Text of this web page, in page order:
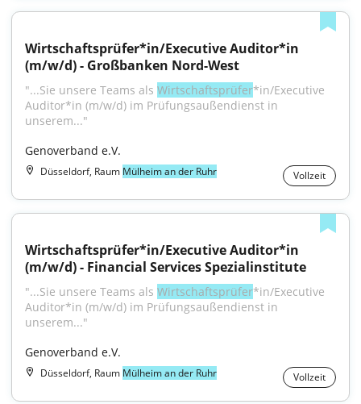
Wirtschaftsprüfer*in/Executive Auditor*in
(m/w/d) - Großbanken Nord-West
"...Sie unsere Teams als Wirtschaftsprüfer*in/Executive
Auditor*in (m/w/d) im Prüfungsaußendienst in
unserem..."
Genoverband e.V.
Düsseldorf, Raum Mülheim an der Ruhr Vollzeit
Wirtschaftsprüfer*in/Executive Auditor*in
(m/w/d) - Financial Services Spezialinstitute
"...Sie unsere Teams als Wirtschaftsprüfer*in/Executive
Auditor*in (m/w/d) im Prüfungsaußendienst in
unserem..."
Genoverband e.V.
Düsseldorf, Raum Mülheim an der Ruhr Vollzeit